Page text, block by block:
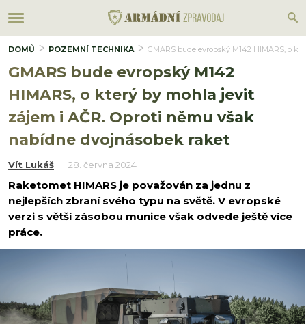
DOMŮ POZEMNÍ TECHNIKA GMARS bude evropský M142 HIMARS, o
GMARS bude evropský M142
HIMARS, o který by mohla jevit
zájem i AČR. Oproti němu však
nabídne dvojnásobek raket
Vít Lukáš 28. června 2024
Raketomet HIMARS je považován za jednu z
nejlepších zbraní svého typu na světě. V evropské
verzi s větší zásobou munice však odvede ještě více
práce.